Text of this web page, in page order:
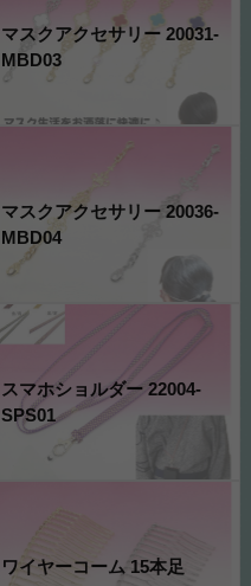
マスクアクセサリー 20031-
MBD03
マスクアクセサリー 20036-
MBD04
スマホショルダー 22004-
SPS01
ワイヤーコーム 15本足